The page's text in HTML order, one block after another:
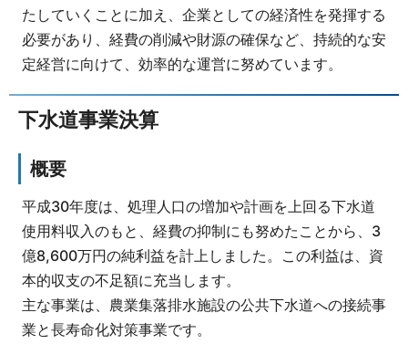
たしていくことに加え、企業としての経済性を発揮する
必要があり、経費の削減や財源の確保など、持続的な安
定経営に向けて、効率的な運営に努めています。
下水道事業決算
概要
平成30年度は、処理人口の増加や計画を上回る下水道
使用料収入のもと、経費の抑制にも努めたことから、3
億8,600万円の純利益を計上しました。この利益は、資
本的収支の不足額に充当します。
主な事業は、農業集落排水施設の公共下水道への接続事
業と長寿命化対策事業です。